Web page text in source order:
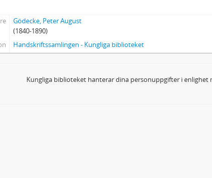
Gödecke, Peter August
(1840-1890)
Handskriftssamlingen - Kungliga biblioteket
Kungliga biblioteket hanterar dina personuppgifter i enlighet